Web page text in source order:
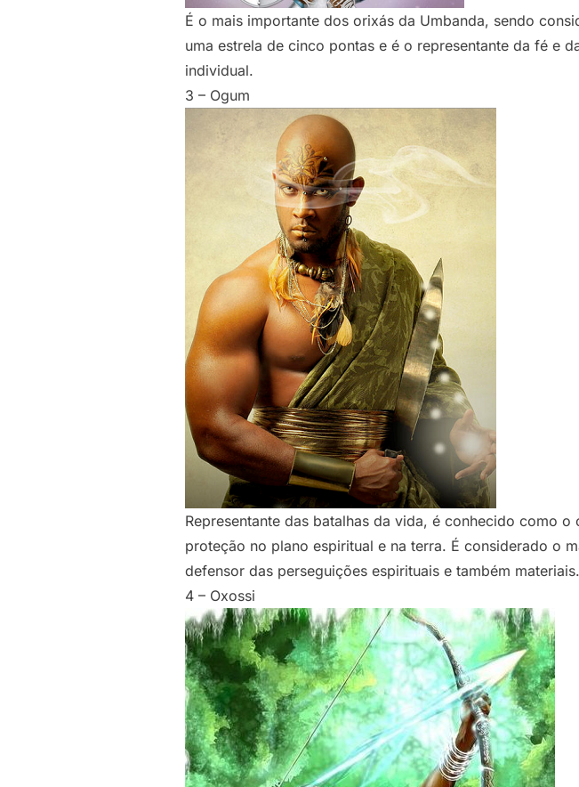
É o mais importante dos orixás da Umbanda, sendo
uma estrela de cinco pontas e é o representante da fé e
individual.
3 – Ogum
Representante das batalhas da vida, é conhecido como
proteção no plano espiritual e na terra. É considerado o
defensor das perseguições espirituais e também materiais.
4 – Oxossi